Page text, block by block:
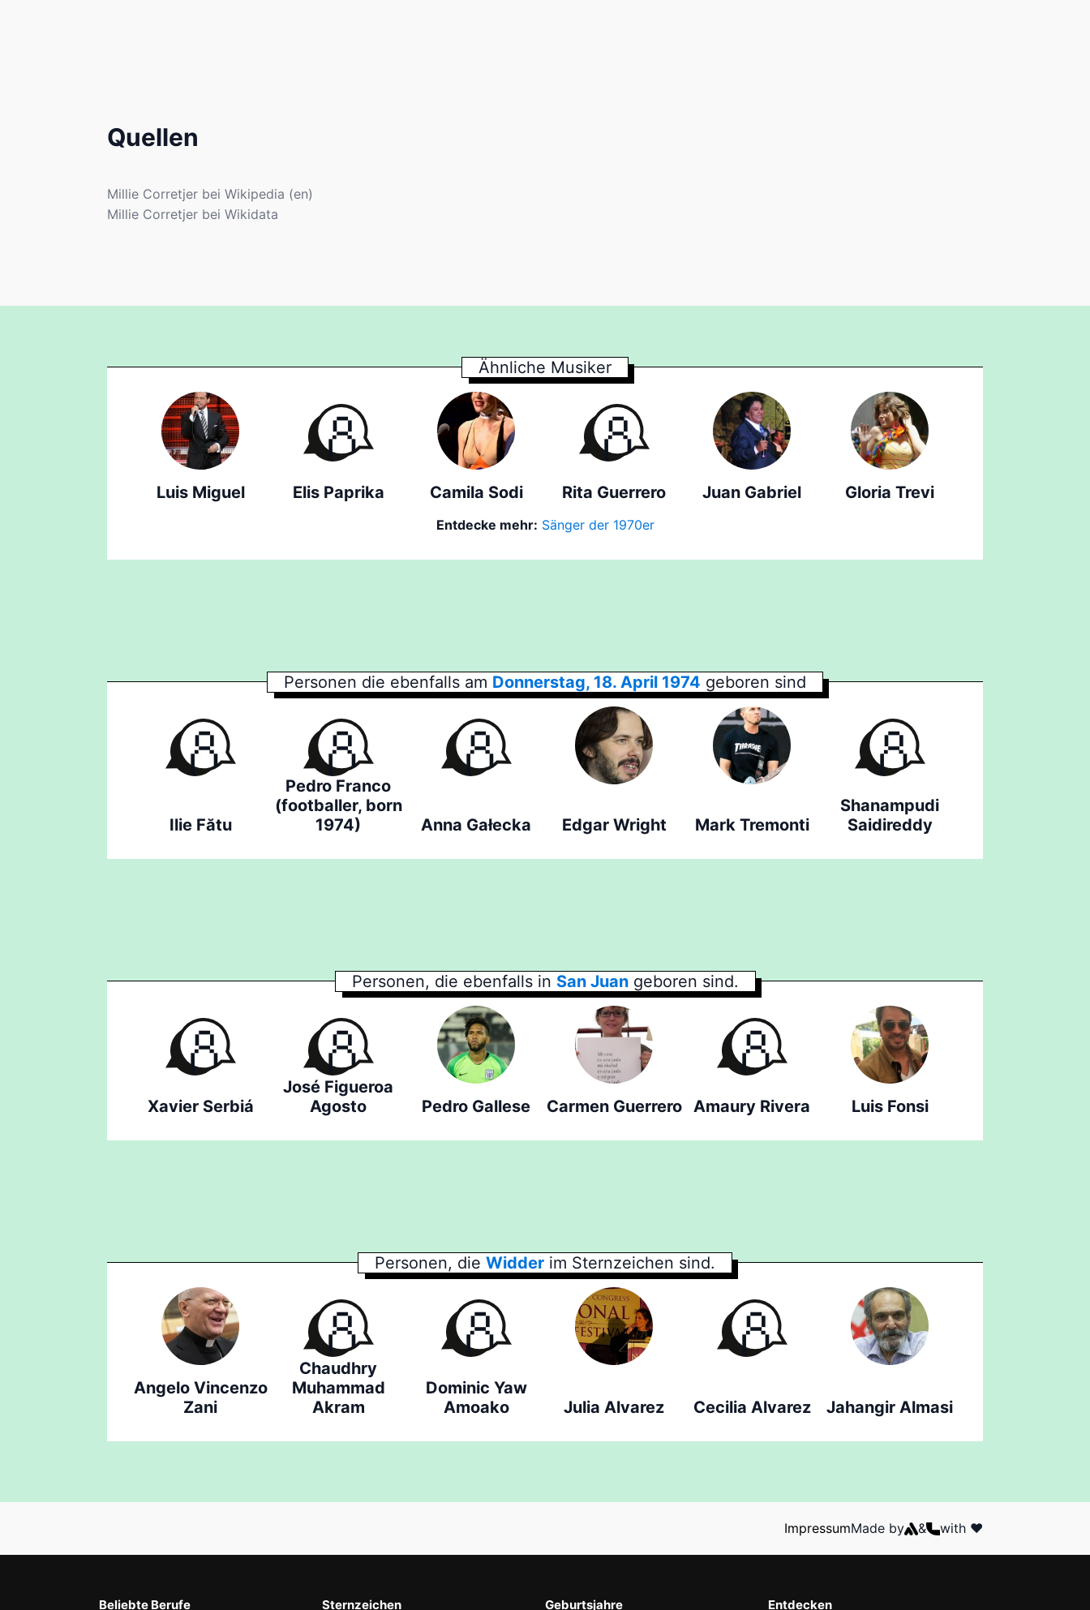
Quellen
Millie Corretjer bei Wikipedia (en)
Millie Corretjer bei Wikidata
Ähnliche Musiker
Luis Miguel Elis Paprika Camila Sodi Rita Guerrero Juan Gabriel Gloria Trevi
Entdecke mehr: Sänger der 1970er
Personen die ebenfalls am Donnerstag, 18. April 1974 geboren sind
Ilie Fătu
Pedro Franco
(footballer, born
1974)
Anna Gałecka Edgar Wright Mark Tremonti
Shanampudi
Saidireddy
Personen, die ebenfalls in San Juan geboren sind.
Xavier Serbiá
José Figueroa
Agosto
Pedro Gallese Carmen Guerrero Amaury Rivera Luis Fonsi
Personen, die Widder im Sternzeichen sind.
Angelo Vincenzo
Zani
Chaudhry
Muhammad
Akram
Dominic Yaw
Amoako
Julia Alvarez Cecilia Alvarez Jahangir Almasi
ImpressumMade by & with ❤️
Beliebte Berufe Sternzeichen Geburtsjahre Entdecken